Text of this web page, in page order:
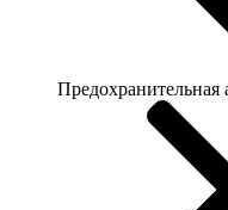
Предохранительная